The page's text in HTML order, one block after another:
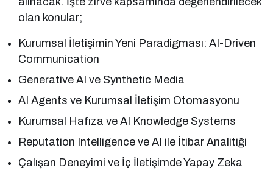
olan konular;
Kurumsal İletişimin Yeni Paradigması: AI-Driven
Communication
Generative AI ve Synthetic Media
AI Agents ve Kurumsal İletişim Otomasyonu
Kurumsal Hafıza ve AI Knowledge Systems
Reputation Intelligence ve AI ile İtibar Analitiği
Çalışan Deneyimi ve İç İletişimde Yapay Zeka